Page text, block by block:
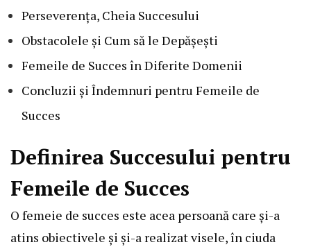
Perseverența, Cheia Succesului
Obstacolele și Cum să le Depășești
Femeile de Succes în Diferite Domenii
Concluzii și Îndemnuri pentru Femeile de
Succes
Definirea Succesului pentru
Femeile de Succes
O femeie de succes este acea persoană care și-a
atins obiectivele și și-a realizat visele, în ciuda